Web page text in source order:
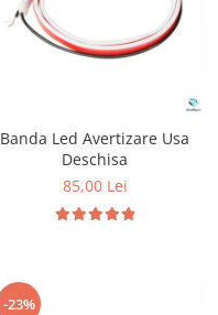
Banda Led Avertizare Usa
Deschisa
85,00 Lei
-23%